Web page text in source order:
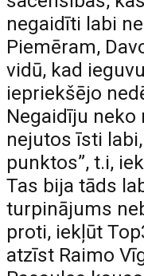
negaidīti labi
Piemēram,
vidū, kad
iepriekšējo
Negaidīju neko
nejutos īsti
punktos”, t.i,
Tas bija tāds
turpinājums
proti, iekļūt
atzīst Raimo